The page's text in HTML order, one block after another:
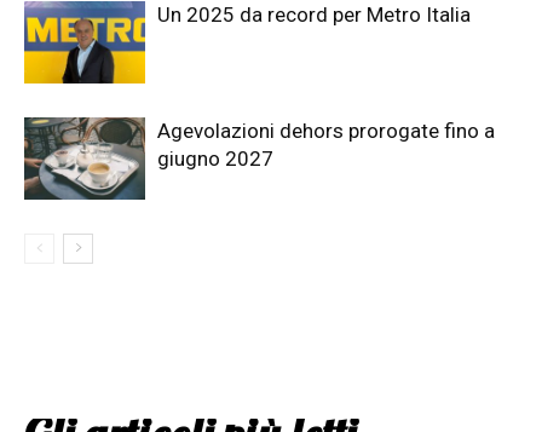
Un 2025 da record per Metro Italia
Agevolazioni dehors prorogate fino a
giugno 2027